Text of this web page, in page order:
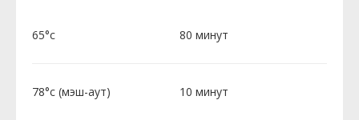
65°c 80 минут
78°c (мэш-аут) 10 минут